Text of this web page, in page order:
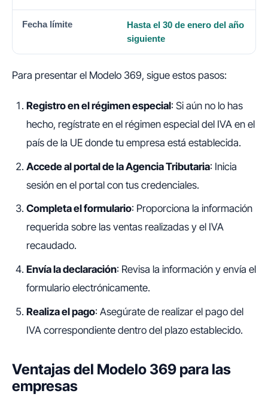
Hasta el 30 de enero del año
siguiente
Para presentar el Modelo 369, sigue estos pasos:
Registro en el régimen especial: Si aún no lo has
hecho, regístrate en el régimen especial del IVA en el
país de la UE donde tu empresa está establecida.
Accede al portal de la Agencia Tributaria: Inicia
sesión en el portal con tus credenciales.
Completa el formulario: Proporciona la información
requerida sobre las ventas realizadas y el IVA
recaudado.
Envía la declaración: Revisa la información y envía el
formulario electrónicamente.
Realiza el pago: Asegúrate de realizar el pago del
IVA correspondiente dentro del plazo establecido.
Ventajas del Modelo 369 para las
empresas